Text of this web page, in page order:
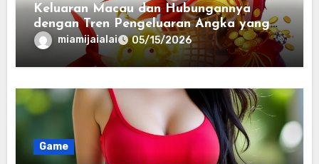
Keluaran Macau dan Hubungannya
dengan Tren Pengeluaran Angka yang
Konsisten
miamijaialai 05/15/2026
Game